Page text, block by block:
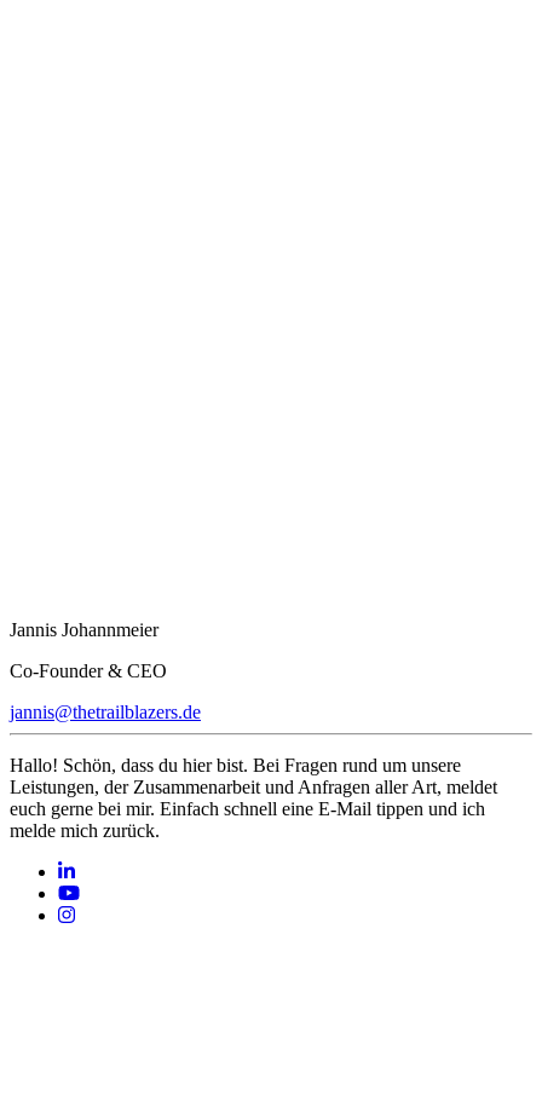
Jannis Johannmeier
Co-Founder & CEO
jannis@thetrailblazers.de
Hallo! Schön, dass du hier bist. Bei Fragen rund um unsere
Leistungen, der Zusammenarbeit und Anfragen aller Art, meldet
euch gerne bei mir. Einfach schnell eine E-Mail tippen und ich
melde mich zurück.